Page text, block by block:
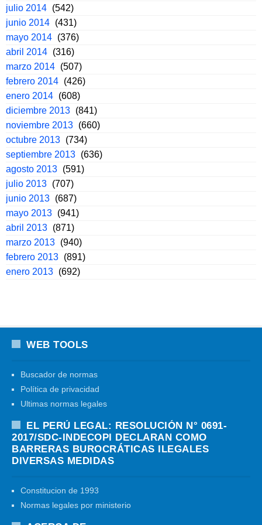
julio 2014 (542)
junio 2014 (431)
mayo 2014 (376)
abril 2014 (316)
marzo 2014 (507)
febrero 2014 (426)
enero 2014 (608)
diciembre 2013 (841)
noviembre 2013 (660)
octubre 2013 (734)
septiembre 2013 (636)
agosto 2013 (591)
julio 2013 (707)
junio 2013 (687)
mayo 2013 (941)
abril 2013 (871)
marzo 2013 (940)
febrero 2013 (891)
enero 2013 (692)
WEB TOOLS
Buscador de normas
Política de privacidad
Ultimas normas legales
EL PERÚ LEGAL: RESOLUCIÓN N° 0691-
2017/SDC-INDECOPI DECLARAN COMO
BARRERAS BUROCRÁTICAS ILEGALES
DIVERSAS MEDIDAS
Constitucion de 1993
Normas legales por ministerio